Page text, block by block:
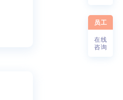
员工
在线
咨询